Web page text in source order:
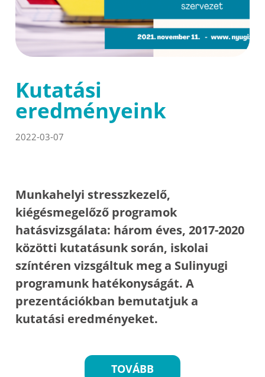
Kutatási
eredményeink
2022-03-07
Munkahelyi stresszkezelő,
kiégésmegelőző programok
hatásvizsgálata: három éves, 2017-2020
közötti kutatásunk során, iskolai
színtéren vizsgáltuk meg a Sulinyugi
programunk hatékonyságát. A
prezentációkban bemutatjuk a
kutatási eredményeket.
TOVÁBB